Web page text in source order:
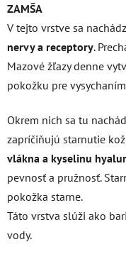
ZAMŠA
V tejto vrstve sa
nervy a receptory.
Mazové žľazy denne
pokožku pre
Okrem nich sa tu
zapríčiňujú starnutie
vlákna a kyselinu
pevnosť a pružnosť.
pokožka starne.
Táto vrstva slúži ako
vody.